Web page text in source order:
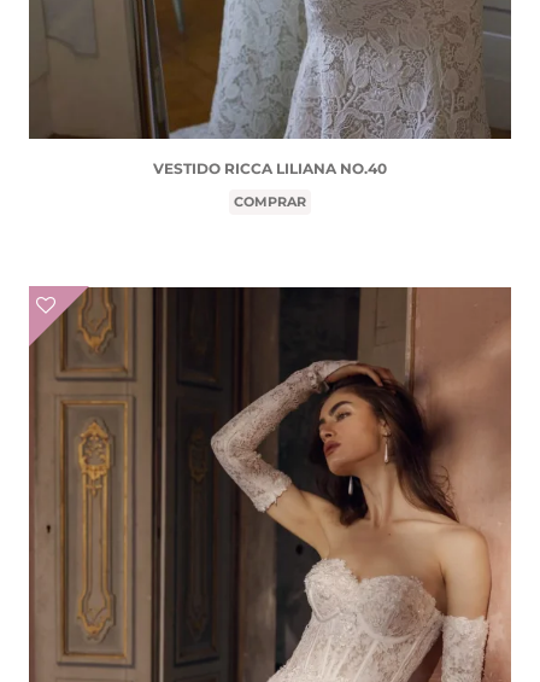
VESTIDO RICCA LILIANA NO.40
COMPRAR